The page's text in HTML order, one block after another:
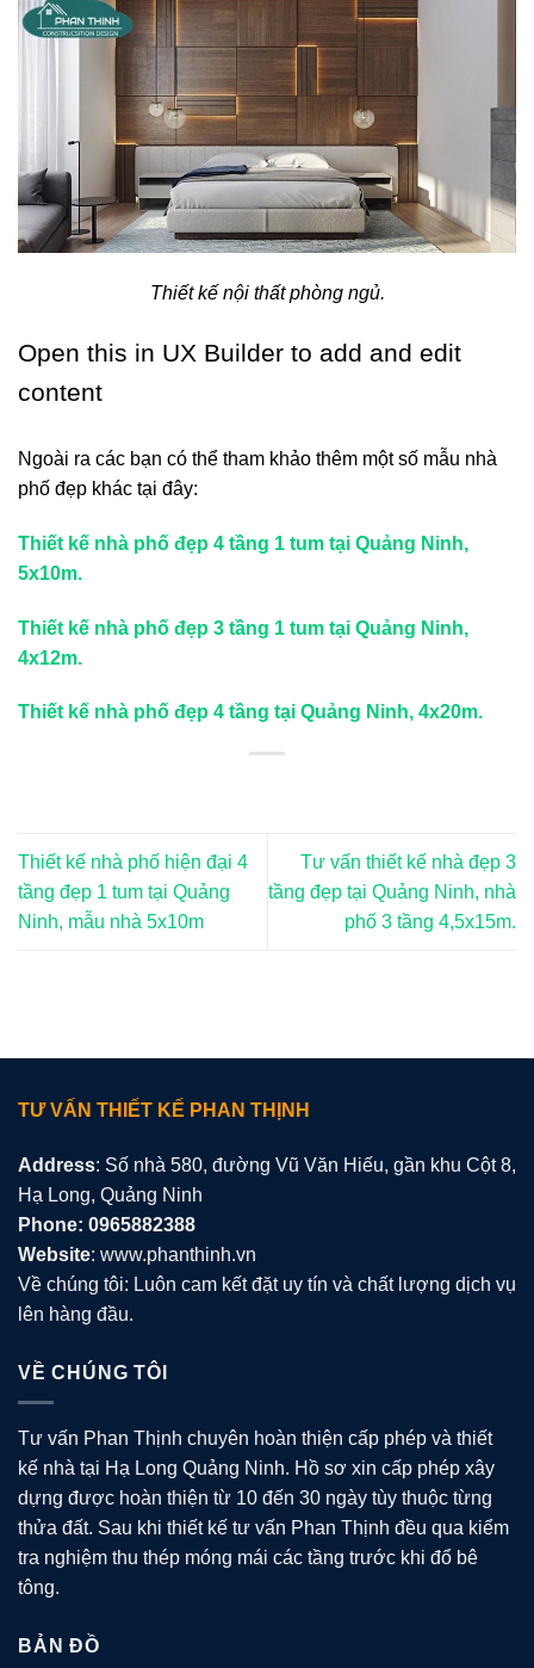
Thiết kế nội thất phòng ngủ.
Open this in UX Builder to add and edit
content
Ngoài ra các bạn có thể tham khảo thêm một số mẫu nhà
phố đẹp khác tại đây:
Thiết kế nhà phố đẹp 4 tầng 1 tum tại Quảng Ninh,
5x10m.
Thiết kế nhà phố đẹp 3 tầng 1 tum tại Quảng Ninh,
4x12m.
Thiết kế nhà phố đẹp 4 tầng tại Quảng Ninh, 4x20m.
Thiết kế nhà phố hiện đại 4
tầng đẹp 1 tum tại Quảng
Ninh, mẫu nhà 5x10m
Tư vấn thiết kế nhà đẹp 3
tầng đẹp tại Quảng Ninh, nhà
phố 3 tầng 4,5x15m.
TƯ VẤN THIẾT KẾ PHAN THỊNH
Address: Số nhà 580, đường Vũ Văn Hiếu, gần khu Cột 8,
Hạ Long, Quảng Ninh
Phone: 0965882388
Website: www.phanthinh.vn
Về chúng tôi: Luôn cam kết đặt uy tín và chất lượng dịch vụ
lên hàng đầu.
VỀ CHÚNG TÔI
Tư vấn Phan Thịnh chuyên hoàn thiện cấp phép và thiết
kế nhà tại Hạ Long Quảng Ninh. Hồ sơ xin cấp phép xây
dựng được hoàn thiện từ 10 đến 30 ngày tùy thuộc từng
thửa đất. Sau khi thiết kế tư vấn Phan Thịnh đều qua kiểm
tra nghiệm thu thép móng mái các tầng trước khi đổ bê
tông.
BẢN ĐỒ